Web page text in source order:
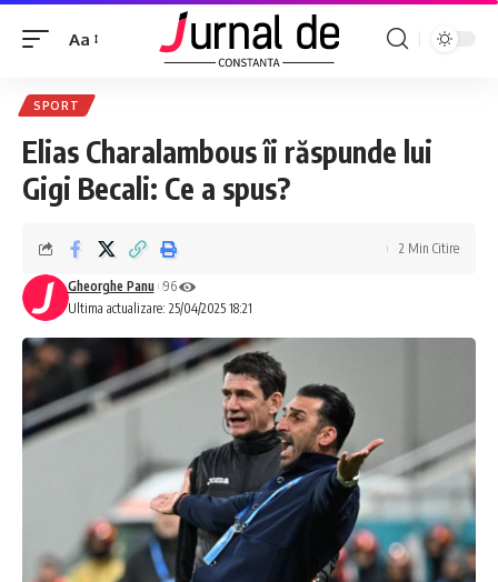
Aa
SPORT
Elias Charalambous îi răspunde lui
Gigi Becali: Ce a spus?
Ultima actualizare: 25/04/2025 18:21
Gheorghe Panu 96
2 Min Citire